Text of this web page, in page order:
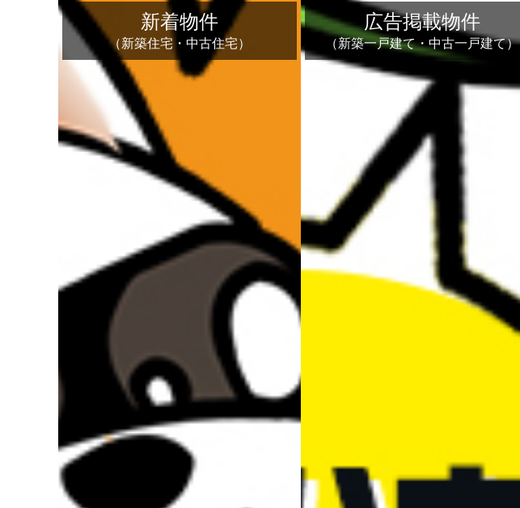
新着物件
（新築住宅・中古住宅）
広告掲載物件
（新築一戸建て・中古一戸建て）